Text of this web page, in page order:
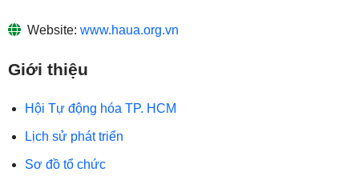
Website: www.haua.org.vn
Giới thiệu
Hội Tự động hóa TP. HCM
Lịch sử phát triển
Sơ đồ tổ chức